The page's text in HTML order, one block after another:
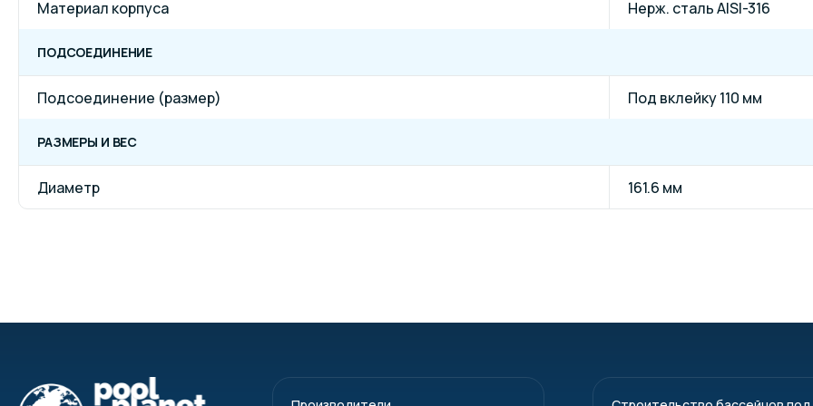
Материал корпуса Нерж. сталь AISI-316
ПОДСОЕДИНЕНИЕ
Подсоединение (размер) Под вклейку 110 мм
РАЗМЕРЫ И ВЕС
Диаметр 161.6 мм